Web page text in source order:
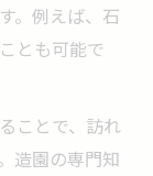
。例えば、石
とも可能で
ことで、訪れ
造園の専門知